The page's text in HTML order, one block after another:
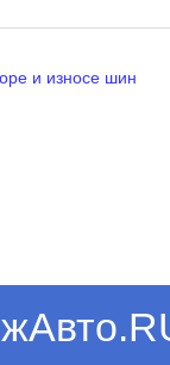
и износе шин